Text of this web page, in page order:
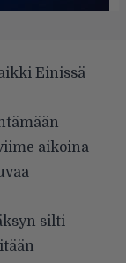
Einissä
aikoina
silti